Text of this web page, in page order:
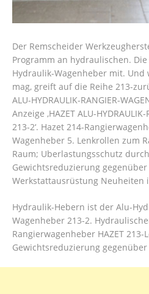
Der Remscheider
Programm an hydraulischen.
Hydraulik-Wagenheber mit.
mag, greift auf die Reihe 213-
ALU-HYDRAULIK-RANGIER-
Anzeige ‚HAZET ALU-HYDRAULIK-
213-2‘. Hazet 214-
Wagenheber 5. Lenkrollen zum
Raum; Uberlastungsschutz
Gewichtsreduzierung
Werkstattausrüstung Neuheiten
Hydraulik-Hebern ist der Alu-
Wagenheber 213-2.
Rangierwagenheber HAZET
Gewichtsreduzierung